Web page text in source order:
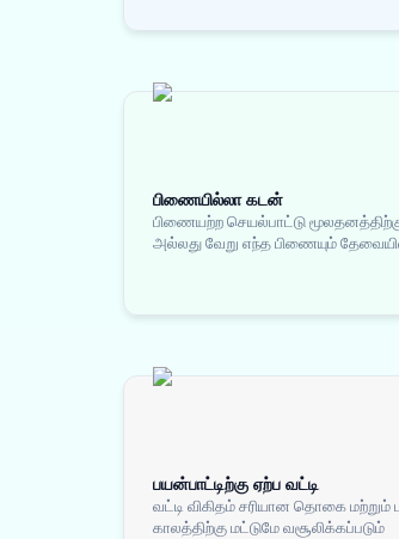
பிணையில்லா கடன்
பிணையற்ற செயல்பாட்டு
அல்லது வேறு எந்த பிணையும்
பயன்பாட்டிற்கு ஏற்ப வட்டி
வட்டி விகிதம் சரியான தொகை மற்றும்
காலத்திற்கு மட்டுமே வசூலிக்கப்படும்